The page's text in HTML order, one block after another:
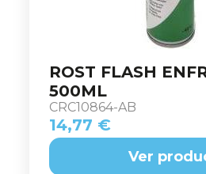
ROST FLASH
500ML
CRC10864-AB
14,77 €
Ver